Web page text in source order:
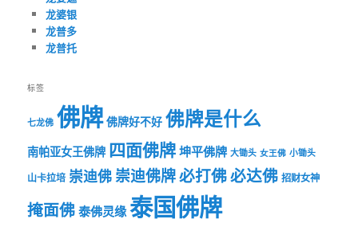
龙婆银
龙普多
龙普托
标签
七龙佛 佛牌 佛牌好不好 佛牌是什么
南帕亚女王佛牌 四面佛牌坤平佛牌 大锄头 女王佛 小锄头
山卡拉培 崇迪佛崇迪佛牌必打佛必达佛 招财女神
掩面佛泰佛灵缘泰国佛牌